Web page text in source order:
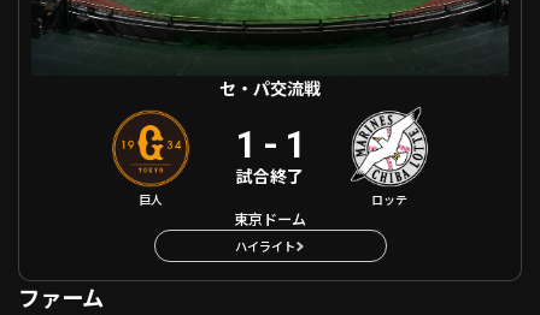
セ・パ交流戦
巨人
1 - 1
試合終了
ロッテ
東京ドーム
ハイライト
ファーム